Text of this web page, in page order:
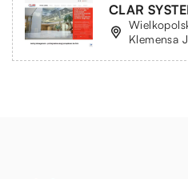
CLAR
Klemensa